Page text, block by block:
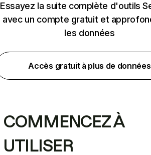
Essayez la suite complète d'outils
avec un compte gratuit et
les données
Accès gratuit à plus de données
COMMENCEZ À
UTILISER